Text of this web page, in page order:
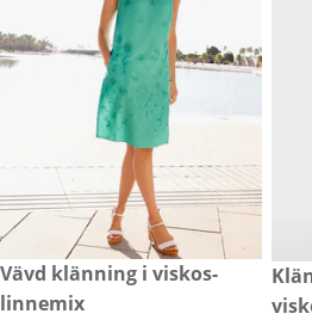
rabatterat pris: 799,- kr, tidigare
- 27 %
Vävd klänning i viskos-
linnemix
- 30